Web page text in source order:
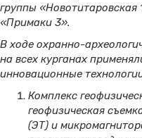
группы
«Примаки 3».
В ходе охранно-
на всех курганах
инновационные
Комплекс
геофизическая
(ЭТ) и